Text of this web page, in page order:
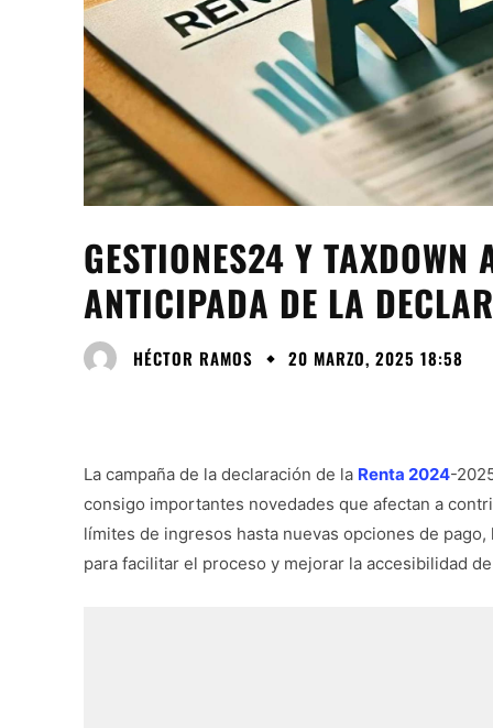
GESTIONES24 Y
ANTICIPADA DE LA
HÉCTOR RAMOS 20 MARZO, 2025 18:58
La campaña de la declaración de la Renta 2024-
consigo importantes novedades que afectan a
límites de ingresos hasta nuevas opciones de
para facilitar el proceso y mejorar la accesibilidad